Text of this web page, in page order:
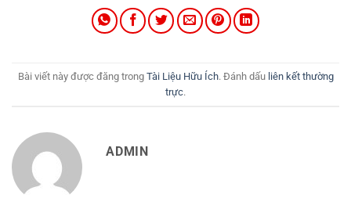
Bài viết này được đăng trong Tài Liệu Hữu Ích. Đánh dấu liên kết thường
trực.
ADMIN